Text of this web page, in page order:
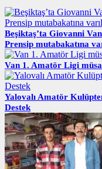
Beşiktaş’ta Giovanni
Prensip mutabakatına
Van 1. Amatör Ligi
Yalovalı Amatör
Destek